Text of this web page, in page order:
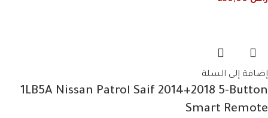
إضافة إلى السلة
1LB5A Nissan Patrol Saif 2014+2018 5-Button
Smart Remote